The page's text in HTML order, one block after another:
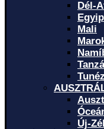
Dél-
Mali
Új-